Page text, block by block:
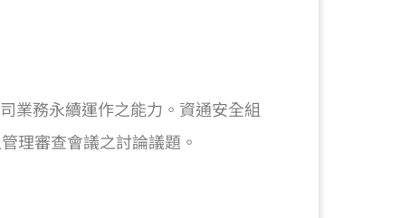
業務永續運作之能力。資通安全組
理審查會議之討論議題。